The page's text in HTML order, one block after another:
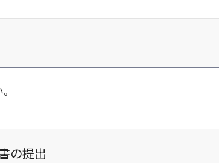
の提出